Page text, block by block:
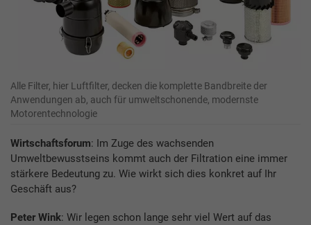
Alle Filter, hier Luftfilter, decken die komplette Bandbreite der
Anwendungen ab, auch für umweltschonende, modernste
Motorentechnologie
Wirtschaftsforum: Im Zuge des wachsenden
Umweltbewusstseins kommt auch der Filtration eine immer
stärkere Bedeutung zu. Wie wirkt sich dies konkret auf Ihr
Geschäft aus?
Peter Wink: Wir legen schon lange sehr viel Wert auf das